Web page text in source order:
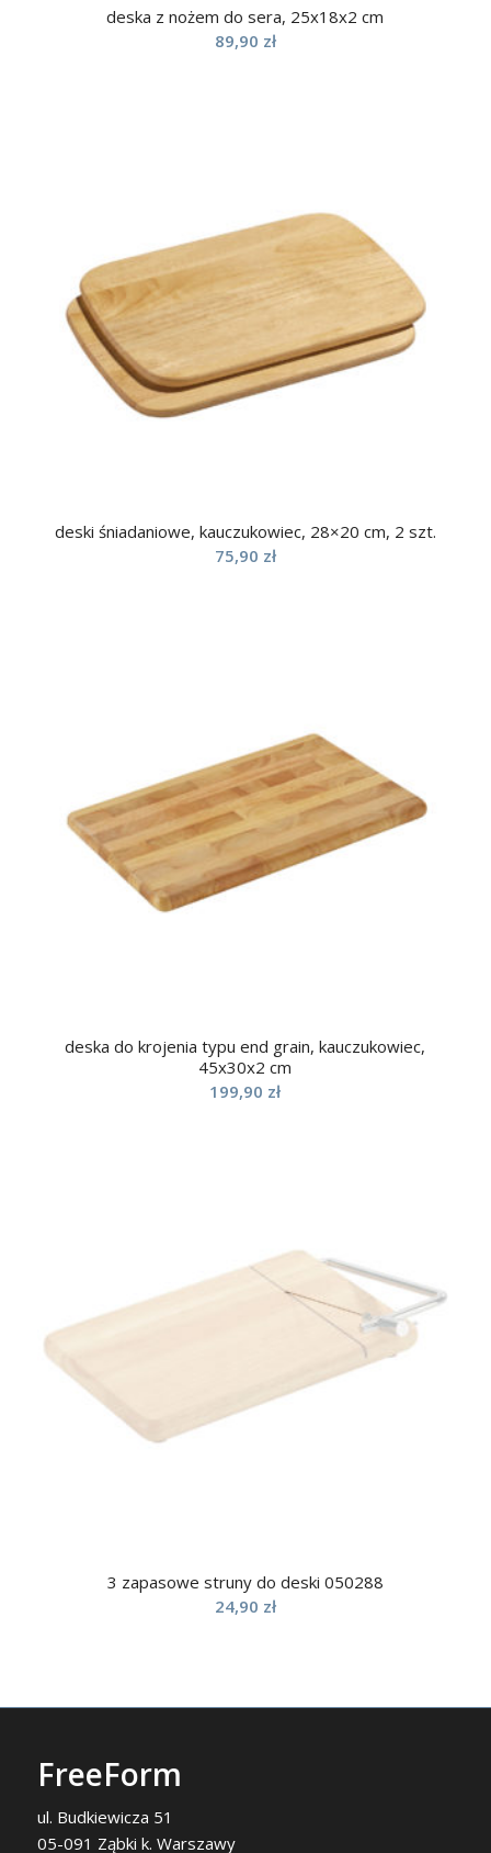
deska z nożem do sera, 25x18x2 cm
89,90 zł
deski śniadaniowe, kauczukowiec, 28×20 cm, 2 szt.
75,90 zł
deska do krojenia typu end grain, kauczukowiec,
45x30x2 cm
199,90 zł
3 zapasowe struny do deski 050288
24,90 zł
FreeForm
ul. Budkiewicza 51
05-091 Ząbki k. Warszawy